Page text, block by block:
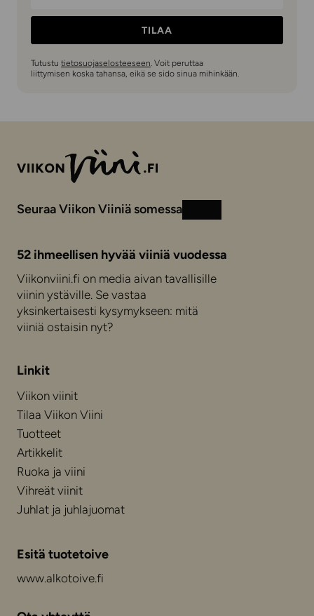
TILAA
Tutustu tietosuojaselosteeseen . Voit peruttaa
liittymisen koska tahansa, eikä se sido sinua mihinkään.
Seuraa Viikon Viiniä somessa
52 ihmeellisen hyvää viiniä vuodessa
Viikonviini.fi on media aivan tavallisille
viinin ystäville. Se vastaa
yksinkertaisesti kysymykseen: mitä
viiniä ostaisin nyt?
Linkit
Viikon viinit
Tilaa Viikon Viini
Tuotteet
Artikkelit
Ruoka ja viini
Vihreät viinit
Juhlat ja juhlajuomat
Esitä tuotetoive
www.alkotoive.fi